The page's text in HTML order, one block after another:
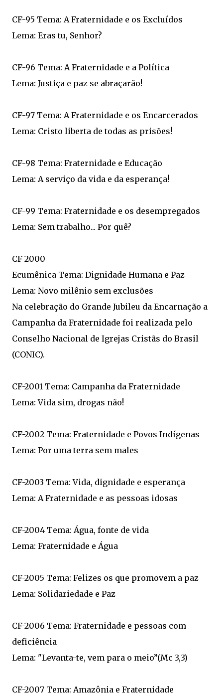
CF-95 Tema: A Fraternidade e os Excluídos
Lema: Eras tu, Senhor?
CF-96 Tema: A Fraternidade e a Política
Lema: Justiça e paz se abraçarão!
CF-97 Tema: A Fraternidade e os Encarcerados
Lema: Cristo liberta de todas as prisões!
CF-98 Tema: Fraternidade e Educação
Lema: A serviço da vida e da esperança!
CF-99 Tema: Fraternidade e os desempregados
Lema: Sem trabalho... Por quê?
CF-2000
Ecumênica Tema: Dignidade Humana e Paz
Lema: Novo milênio sem exclusões
Na celebração do Grande Jubileu da Encarnação a
Campanha da Fraternidade foi realizada pelo
Conselho Nacional de Igrejas Cristãs do Brasil
(CONIC).
CF-2001 Tema: Campanha da Fraternidade
Lema: Vida sim, drogas não!
CF-2002 Tema: Fraternidade e Povos Indígenas
Lema: Por uma terra sem males
CF-2003 Tema: Vida, dignidade e esperança
Lema: A Fraternidade e as pessoas idosas
CF-2004 Tema: Água, fonte de vida
Lema: Fraternidade e Água
CF-2005 Tema: Felizes os que promovem a paz
Lema: Solidariedade e Paz
CF-2006 Tema: Fraternidade e pessoas com
deficiência
Lema: "Levanta-te, vem para o meio”(Mc 3,3)
CF-2007 Tema: Amazônia e Fraternidade